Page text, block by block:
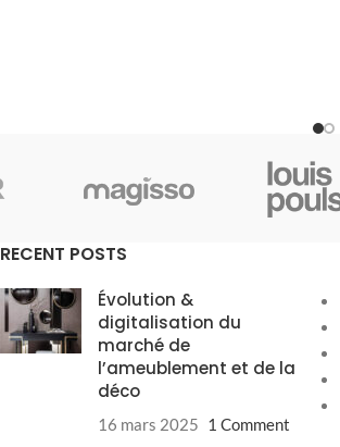
RECENT POSTS
Évolution &
digitalisation du
marché de
l’ameublement et de la
déco
16 mars 2025 1 Comment